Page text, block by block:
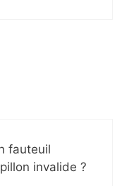
fauteuil
invalide ?